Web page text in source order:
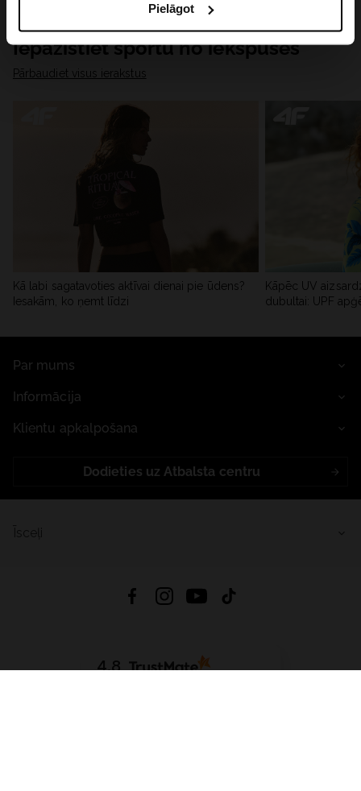
saturu un uzlabotu mūsu partneru piedāvātos risinajumus
( piem. socialos tīklus). Detalizētu informāciju var atrast
mūsu Privātuma politikā un sadaļā "Detaļas".
Pielāgot
Iepazīstiet sportu no iekšpuses
Pārbaudiet visus ierakstus
Kā labi sagatavoties aktīvai dienai pie ūdens?
Iesakām, ko ņemt līdzi
Kāpēc UV
dubultai: UPF
Par mums
Informācija
Klientu apkalpošana
Dodieties uz Atbalsta centru
4.8